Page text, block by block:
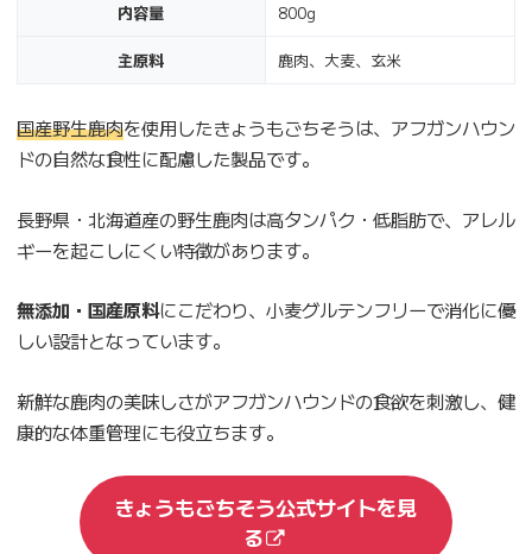
内容量 800g
主原料 鹿肉、大麦、玄米
国産野生鹿肉を使用したきょうもごちそうは、アフガンハウン
ドの自然な食性に配慮した製品です。
長野県・北海道産の野生鹿肉は高タンパク・低脂肪で、アレル
ギーを起こしにくい特徴があります。
無添加・国産原料にこだわり、小麦グルテンフリーで消化に優
しい設計となっています。
新鮮な鹿肉の美味しさがアフガンハウンドの食欲を刺激し、健
康的な体重管理にも役立ちます。
きょうもごちそう公式サイトを見
る